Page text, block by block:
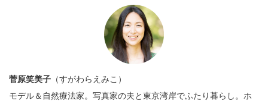
菅原笑美子 （すがわらえみこ）
モデル＆自然療法家。写真家の夫と東京湾岸でふたり暮らし。ホ